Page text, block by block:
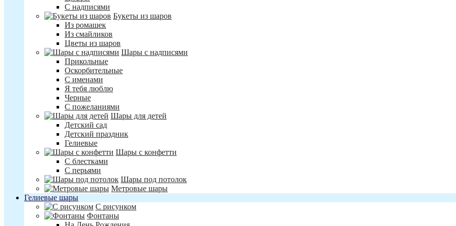
С надписями
Букеты из шаров
Из ромашек
Из смайликов
Цветы из шаров
Шары с надписями
Прикольные
Оскорбительные
С именами
Я тебя люблю
Черные
С пожеланиями
Шары для детей
Детский сад
Детский праздник
Гелиевые
Шары с конфетти
С блестками
С перьями
Шары под потолок
Метровые шары
Гелиевые шары
С рисунком
Фонтаны